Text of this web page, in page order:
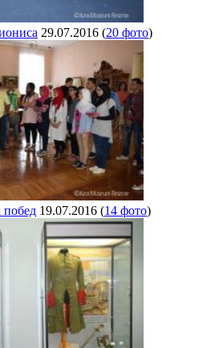
29.07.2016 (20 фото)
побед 19.07.2016 (14 фото)